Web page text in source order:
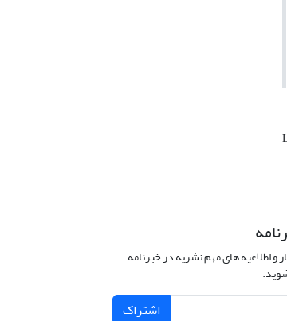
و اطلاعیه های مهم نشریه در خبرنامه
اشتراک